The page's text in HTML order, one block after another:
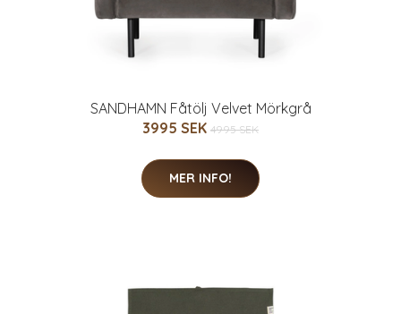
SANDHAMN Fåtölj Velvet Mörkgrå
3995 SEK 4995 SEK
MER INFO!